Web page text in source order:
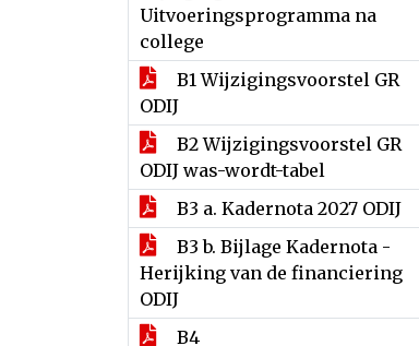
Uitvoeringsprogramma na
college
B1 Wijzigingsvoorstel GR
ODIJ
B2 Wijzigingsvoorstel GR
ODIJ was-wordt-tabel
B3 a. Kadernota 2027 ODIJ
B3 b. Bijlage Kadernota -
Herijking van de financiering
ODIJ
B4